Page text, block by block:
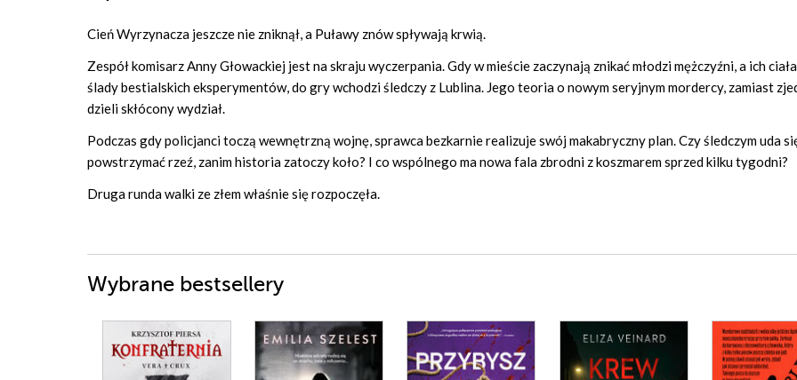
Cień Wyrzynacza jeszcze nie zniknął, a Puławy znów spływają krwią.
Zespół komisarz Anny Głowackiej jest na skraju wyczerpania. Gdy w mieście zaczynają znikać młodzi mężczyźni, a ich
ślady bestialskich eksperymentów, do gry wchodzi śledczy z Lublina. Jego teoria o nowym seryjnym mordercy, zamiast
dzieli skłócony wydział.
Podczas gdy policjanci toczą wewnętrzną wojnę, sprawca bezkarnie realizuje swój makabryczny plan. Czy śledczym uda
powstrzymać rzeź, zanim historia zatoczy koło? I co wspólnego ma nowa fala zbrodni z koszmarem sprzed kilku tygodni?
Druga runda walki ze złem właśnie się rozpoczęła.
Wybrane bestsellery